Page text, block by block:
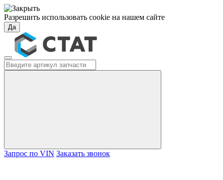
Разрешить использовать cookie на нашем сайте
Да
Запрос по VIN Заказать звонок